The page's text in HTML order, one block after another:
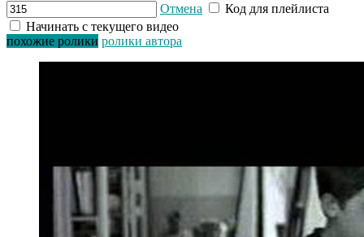
Отмена
Код для плейлиста
Начинать с текущего видео
похожие ролики ролики автора